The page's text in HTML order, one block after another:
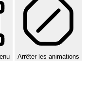
Arrêter les animations